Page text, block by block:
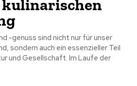
-genuss sind nicht nur für unser
sondern auch ein essenzieller Teil
und Gesellschaft. Im Laufe der